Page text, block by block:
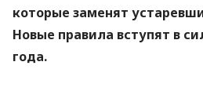
которые заменят
Новые правила вступят в
года.